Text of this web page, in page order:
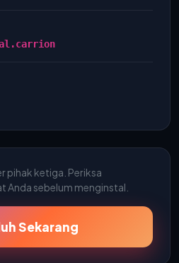
pihak ketiga. Periksa
sebelum menginstal.
Sekarang